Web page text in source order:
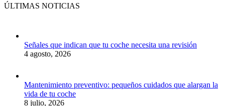
ÚLTIMAS NOTICIAS
Señales que indican que tu coche necesita una revisión
4 agosto, 2026
Mantenimiento preventivo: pequeños cuidados que alargan la
vida de tu coche
8 julio, 2026